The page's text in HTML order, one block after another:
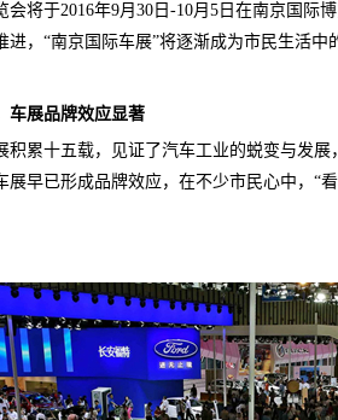
会将于2016年9月30日-10月5日在南京国际
进，“南京国际车展”将逐渐成为市民生活中
车展品牌效应显著
积累十五载，见证了汽车工业的蜕变与发
展早已形成品牌效应，在不少市民心中，“